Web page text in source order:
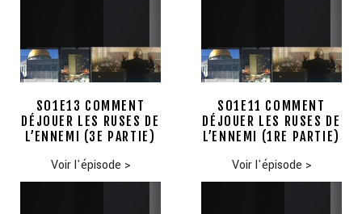
S01E13 COMMENT
DÉJOUER LES RUSES DE
L’ENNEMI (3E PARTIE)
Voir l'épisode >
S01E11 COMMENT
DÉJOUER LES RUSES DE
L’ENNEMI (1RE PARTIE)
Voir l'épisode >